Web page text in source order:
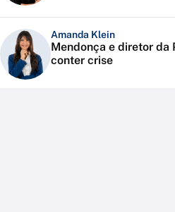
Amanda Klein
Mendonça e diretor da
conter crise